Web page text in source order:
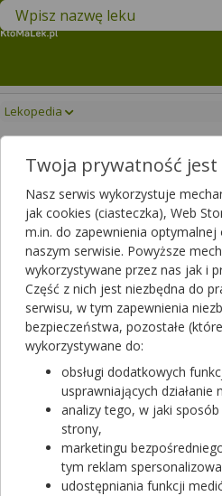
Znajdź lek w swojej okolicy
Lekopedia
Lekopedia
Informacje o lekach, suplementach
Leki rozpoczynające się od
Wpisz nazwę leku
Filtrowanie
Wyczyść filtry
Twoja prywatność jest
Nasz serwis wykorzystuje
jak cookies (ciasteczka), Web
m.in. do zapewnienia optymalnej
naszym serwisie. Powyższe
wykorzystywane przez nas jak i
Część z nich jest niezbędna do
serwisu, w tym zapewnienia
bezpieczeństwa, pozostałe
wykorzystywane do:
obsługi dodatkowych
usprawniających działanie
analizy tego, w jaki
strony,
marketingu
tym reklam
udostępniania funkcji